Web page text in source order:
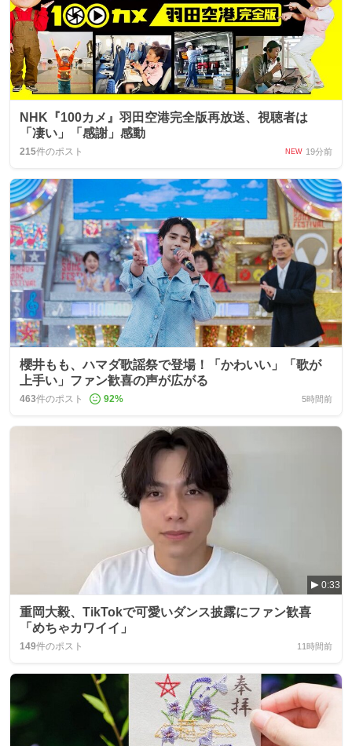
NHK『100カメ』羽田空港完全版再放送、視聴者は
「凄い」「感謝」感動
215件のポスト NEW 19分前
櫻井もも、ハマダ歌謡祭で登場！「かわいい」「歌が
上手い」ファン歓喜の声が広がる
463件のポスト 92% 5時間前
0:33
重岡大毅、TikTokで可愛いダンス披露にファン歓喜
「めちゃカワイイ」
149件のポスト 11時間前